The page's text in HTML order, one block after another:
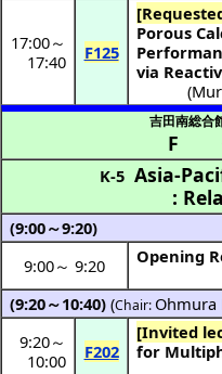
17:00～
17:40
F125
Porous
via
(
F
吉田南総合
K-5 Asia-
:
(9:00～9:20)
9:00～ 9:20
Opening
(9:20～10:40) (Chair: Ohmura
9:20～
10:00
F202
[Invited
for